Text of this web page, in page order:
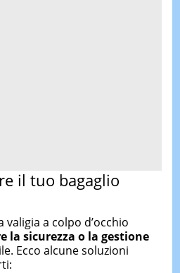
il tuo bagaglio
valigia a colpo d’occhio
la sicurezza o la gestione
Ecco alcunesoluzioni